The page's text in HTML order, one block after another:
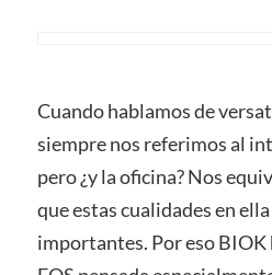
Cuando hablamos de
siempre nos referimos al
pero ¿y la oficina? Nos
que estas cualidades en
importantes. Por eso BIOK